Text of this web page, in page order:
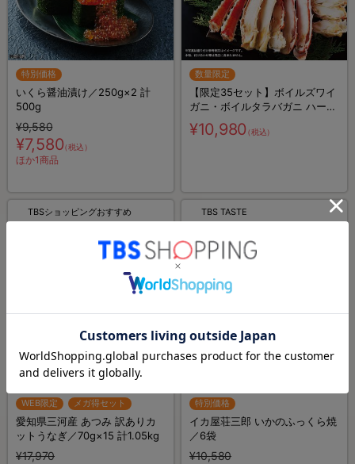
特別価格
いくら醤油漬け／250g×2 計
500g
¥9,580
¥7,580（税込）
ほか1商品
数量限定
【限定35セット】ボイルズワイ
ガニ・ボイルタラバガニ ハーフ
むき身合盛り／1kg
¥10,980（税込）
TBSショッピングおすすめ
WEB限定 メガ得セット
愛知県三河産 あつみ 訳ありカ
ットうなぎ／70g×15 計1.05kg
¥17,970
TBS TASTE
特別価格
イカ屋荘三郎 いかのふっくら焼
／6袋
¥10,580